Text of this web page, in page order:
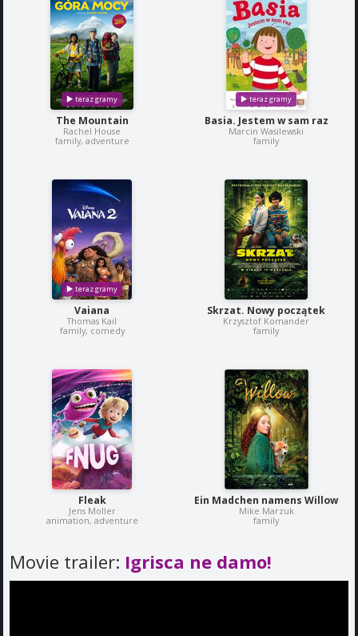
The Mountain
Rachel House
family, adventure
Basia. Jestem w sam raz
Marcin Wasilewski
family
Vaiana
Thomas Kail
family, comedy
Skrzat. Nowy początek
Krzysztof Komander
family
Fleak
Jens Moller
animation, adventure
Ein Madchen namens Willow
Mike Marzuk
family
Movie trailer: Igrisca ne damo!